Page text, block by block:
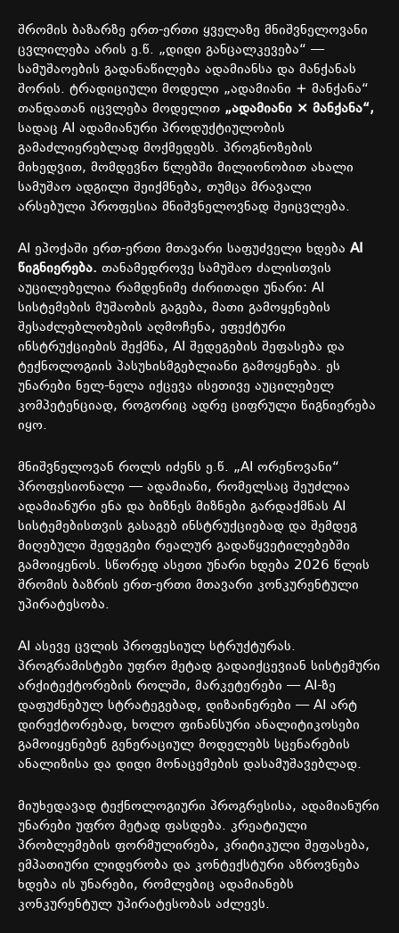
შრომის ბაზარზე ერთ-ერთი ყველაზე მნიშვნელოვანი
ცვლილება არის ე.წ. „დიდი განცალკევება“ —
სამუშაოების გადანაწილება ადამიანსა და მანქანას
შორის. ტრადიციული მოდელი „ადამიანი + მანქანა“
თანდათან იცვლება მოდელით „ადამიანი × მანქანა“,
სადაც AI ადამიანური პროდუქტიულობის
გამაძლიერებლად მოქმედებს. პროგნოზების
მიხედვით, მომდევნო წლებში მილიონობით ახალი
სამუშაო ადგილი შეიქმნება, თუმცა მრავალი
არსებული პროფესია მნიშვნელოვნად შეიცვლება.
AI ეპოქაში ერთ-ერთი მთავარი საფუძველი ხდება AI
წიგნიერება. თანამედროვე სამუშაო ძალისთვის
აუცილებელია რამდენიმე ძირითადი უნარი: AI
სისტემების მუშაობის გაგება, მათი გამოყენების
შესაძლებლობების აღმოჩენა, ეფექტური
ინსტრუქციების შექმნა, AI შედეგების შეფასება და
ტექნოლოგიის პასუხისმგებლიანი გამოყენება. ეს
უნარები ნელ-ნელა იქცევა ისეთივე აუცილებელ
კომპეტენციად, როგორიც ადრე ციფრული წიგნიერება
იყო.
მნიშვნელოვან როლს იძენს ე.წ. „AI ორენოვანი“
პროფესიონალი — ადამიანი, რომელსაც შეუძლია
ადამიანური ენა და ბიზნეს მიზნები გარდაქმნას AI
სისტემებისთვის გასაგებ ინსტრუქციებად და შემდეგ
მიღებული შედეგები რეალურ გადაწყვეტილებებში
გამოიყენოს. სწორედ ასეთი უნარი ხდება 2026 წლის
შრომის ბაზრის ერთ-ერთი მთავარი კონკურენტული
უპირატესობა.
AI ასევე ცვლის პროფესიულ სტრუქტურას.
პროგრამისტები უფრო მეტად გადაიქცევიან სისტემური
არქიტექტორების როლში, მარკეტერები — AI-ზე
დაფუძნებულ სტრატეგებად, დიზაინერები — AI არტ
დირექტორებად, ხოლო ფინანსური ანალიტიკოსები
გამოიყენებენ გენერაციულ მოდელებს სცენარების
ანალიზისა და დიდი მონაცემების დასამუშავებლად.
მიუხედავად ტექნოლოგიური პროგრესისა, ადამიანური
უნარები უფრო მეტად ფასდება. კრეატიული
პრობლემების ფორმულირება, კრიტიკული შეფასება,
ემპათიური ლიდერობა და კონტექსტური აზროვნება
ხდება ის უნარები, რომლებიც ადამიანებს
კონკურენტულ უპირატესობას აძლევს.